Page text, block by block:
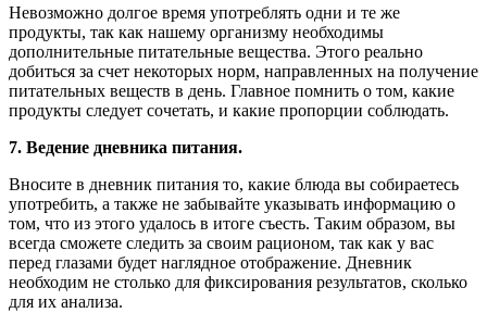
Невозможно долгое время употреблять одни и те же
продукты, так как нашему организму необходимы
дополнительные питательные вещества. Этого реально
добиться за счет некоторых норм, направленных на получение
питательных веществ в день. Главное помнить о том, какие
продукты следует сочетать, и какие пропорции соблюдать.
7. Ведение дневника питания.
Вносите в дневник питания то, какие блюда вы собираетесь
употребить, а также не забывайте указывать информацию о
том, что из этого удалось в итоге съесть. Таким образом, вы
всегда сможете следить за своим рационом, так как у вас
перед глазами будет наглядное отображение. Дневник
необходим не столько для фиксирования результатов, сколько
для их анализа.